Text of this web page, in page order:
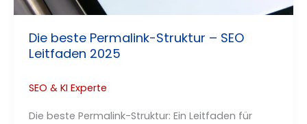
Die beste Permalink-Struktur – SEO
Leitfaden 2025
SEO & KI Experte
Die beste Permalink-Struktur: Ein Leitfaden für